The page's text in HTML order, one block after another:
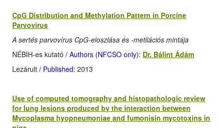
CpG Distribution and Methylation Pattern in Porcine
Parvovirus
A sertés parvovírus CpG-eloszlása és -metilációs mintája
NÉBIH-es kutató / Authors (NFCSO only): Dr. Bálint Ádám
Lezárult / Published: 2013
Use of computed tomography and histopathologic review
for lung lesions produced by the interaction between
Mycoplasma hyopneumoniae and fumonisin mycotoxins in